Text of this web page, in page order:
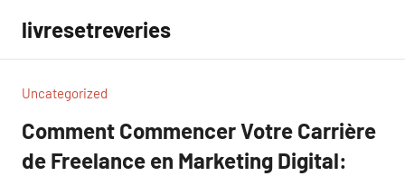
contenu
livresetreveries
Uncategorized
Comment Commencer Votre Carrière
de Freelance en Marketing Digital: